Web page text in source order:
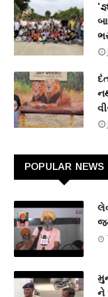
POPULAR NEWS
ને